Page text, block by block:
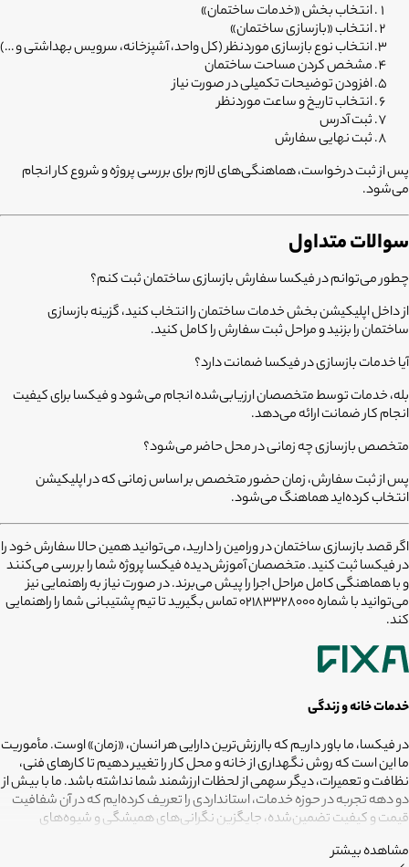
انتخاب بخش «خدمات ساختمان»
انتخاب «بازسازی ساختمان»
انتخاب نوع بازسازی موردنظر (کل واحد، آشپزخانه، سرویس بهداشتی و …)
مشخص کردن مساحت ساختمان
افزودن توضیحات تکمیلی در صورت نیاز
انتخاب تاریخ و ساعت موردنظر
ثبت آدرس
ثبت نهایی سفارش
پس از ثبت درخواست، هماهنگی‌های لازم برای بررسی پروژه و شروع کار انجام
می‌شود.
سوالات متداول
چطور می‌توانم در فیکسا سفارش بازسازی ساختمان ثبت کنم؟
از داخل اپلیکیشن بخش خدمات ساختمان را انتخاب کنید، گزینه بازسازی
ساختمان را بزنید و مراحل ثبت سفارش را کامل کنید.
آیا خدمات بازسازی در فیکسا ضمانت دارد؟
بله، خدمات توسط متخصصان ارزیابی‌شده انجام می‌شود و فیکسا برای کیفیت
انجام کار ضمانت ارائه می‌دهد.
متخصص بازسازی چه زمانی در محل حاضر می‌شود؟
پس از ثبت سفارش، زمان حضور متخصص بر اساس زمانی که در اپلیکیشن
انتخاب کرده‌اید هماهنگ می‌شود.
اگر قصدبازسازی ساختمان در ورامینرا دارید، می‌توانید همین حالا سفارش خود را
در فیکسا ثبت کنید. متخصصان آموزش‌دیده فیکسا پروژه شما را بررسی می‌کنند
و با هماهنگی کامل مراحل اجرا را پیش می‌برند. در صورت نیاز به راهنمایی نیز
می‌توانید با شماره02183328000تماس بگیرید تا تیم پشتیبانی شما را راهنمایی
کند.
خدمات خانه و زندگی
در فیکسا، ما باور داریم که باارزش‌ترین دارایی هر انسان، «زمان» اوست. مأموریت
ما این است که روش نگهداری از خانه و محل کار را تغییر دهیم تا کارهای فنی،
نظافت و تعمیرات، دیگر سهمی از لحظات ارزشمند شما نداشته باشد. ما با بیش از
دو دهه تجربه در حوزه خدمات، استانداردی را تعریف کرده‌ایم که در آن شفافیت
قیمت و کیفیت تضمین‌شده، جایگزین نگرانی‌های همیشگی و شیوه‌های
متخصصانی بسپاریم که از فیلترهای سخت‌گیرانه رد شده‌اند تا نتیجه نهایی،
مشاهده بیشتر